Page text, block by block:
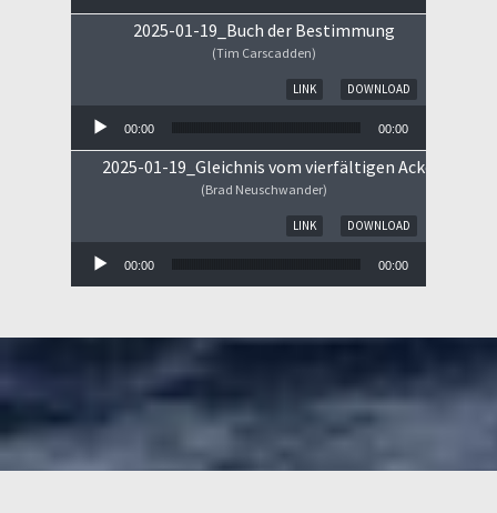
2025-01-19_Buch der Bestimmung
(Tim Carscadden)
DOWNLOAD
LINK
00:00 00:00
2025-01-19_Gleichnis vom vierfältigen Ackerboden
(Brad Neuschwander)
DOWNLOAD
LINK
00:00 00:00